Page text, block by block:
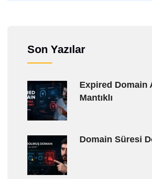
Son Yazılar
Expired Domain
Mantıklı
Domain Süresi